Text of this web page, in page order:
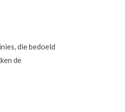
die bedoeld
de